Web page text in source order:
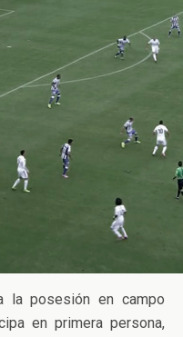
la posesión en campo
en primera persona,